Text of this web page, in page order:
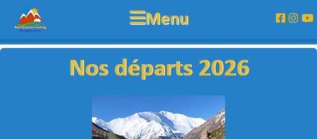
Menu
+996 556 188 099 (Fr)
Nos départs 2026